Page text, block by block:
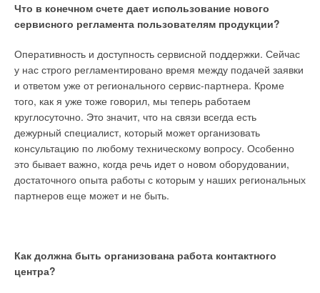
Что в конечном счете дает использование нового
сервисного регламента пользователям продукции?
Оперативность и доступность сервисной поддержки. Сейчас
у нас строго регламентировано время между подачей заявки
и ответом уже от регионального сервис-партнера. Кроме
того, как я уже тоже говорил, мы теперь работаем
круглосуточно. Это значит, что на связи всегда есть
дежурный специалист, который может организовать
консультацию по любому техническому вопросу. Особенно
это бывает важно, когда речь идет о новом оборудовании,
достаточного опыта работы с которым у наших региональных
партнеров еще может и не быть.
Как должна быть организована работа контактного
центра?
Расчёт воздухообмена
рассчитывается по [4]:
гдеМ — испарение с поверхности зеркала воды, г/ч;
влагосодержание воздуха бассейна,d = 14,3 г/кг;d — в
лаго содержание наружного воздуха,d = 9,5 г/кг. Объём
воздуха, необходимый для осушения, рассчитывается как:
где ρ — плотность воздуха, кг/м3.
4. Одно устройство в реверсивном режиме в период
летний период в режиме охлаждения — это делает
теплонасосную установку уникальной и сверхвыгодной. Во
многих странах, например в Финляндии, муниципальные и
городские власти, используют данную особенность. ТН
снабжают город или район не только центральной системой
отопления, но и охлаждения без дополнительных затрат, что
существенно пополняет бюджет того или иного образования.